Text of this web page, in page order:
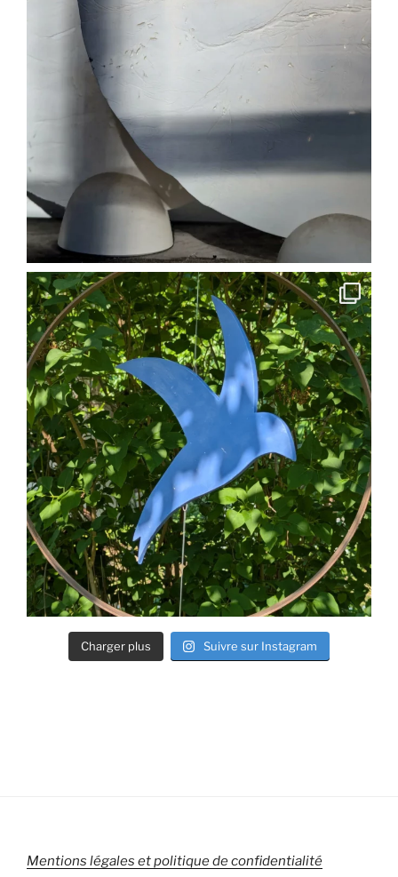
Charger plus Suivre sur Instagram
Mentions légales et politique de confidentialité